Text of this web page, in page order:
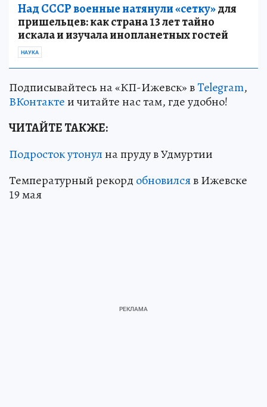
Над СССР военные натянули «сетку»для
пришельцев: как страна 13 лет тайно
искала и изучала инопланетных гостей
НАУКА
Подписывайтесь на «КП-Ижевск» вTelegram,
ВКонтактеи читайте нас там, где удобно!
ЧИТАЙТЕ ТАКЖЕ:
Подросток утонулна пруду в Удмуртии
Температурный рекорд обновилсяв Ижевске
19 мая